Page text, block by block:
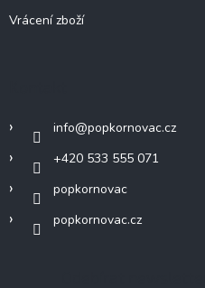
Vrácení zboží
info@popkornovac.cz
+420 533 555 071
popkornovac
popkornovac.cz